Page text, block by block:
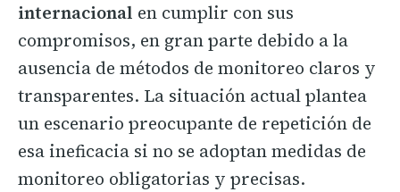
internacional en cumplir con sus
compromisos, en gran parte debido a la
ausencia de métodos de monitoreo claros y
transparentes. La situación actual plantea
un escenario preocupante de repetición de
esa ineficacia si no se adoptan medidas de
monitoreo obligatorias y precisas.